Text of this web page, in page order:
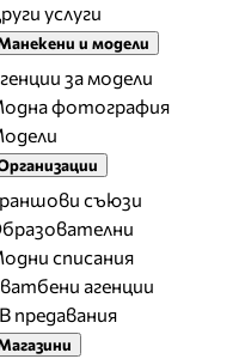
услуги
и модели
за модели
фотография
съюзи
списания
агенции
предавания